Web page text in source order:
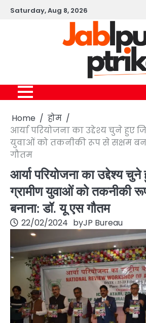
SkipSaturday, Aug 8, 2026
Home
होम
आर्या परियोजना का उद्देश्य चुने हुए
युवाओं को तकनीकी रूप से सक्षम
गौतम
आर्या परियोजना का उद्देश्य
ग्रामीण युवाओं को तकनीकी
बनाना: डॉ. यू एस गौतम
22/02/2024 byJP Bureau